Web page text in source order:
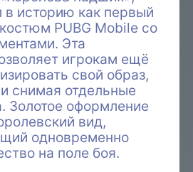
в историю как первый
PUBG Mobile со
Эта
игрокам ещё
свой образ,
снимая отдельные
Золотое оформление
вид,
одновременно
на поле боя.